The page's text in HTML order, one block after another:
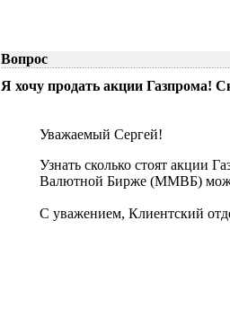
Вопрос
Я хочу продать акции Газпрома!
Уважаемый Сергей!
Узнать сколько стоят акции
Валютной Бирже (ММВБ)
С уважением, Клиентский